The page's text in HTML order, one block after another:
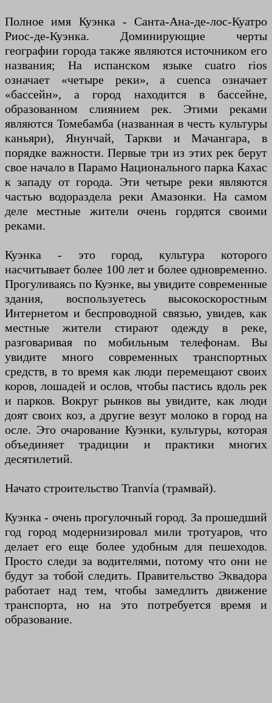
Полное имя Куэнка - Санта-Ана-де-лос-Куатро
Риос-де-Куэнка. Доминирующие черты
географии города также являются источником его
названия; На испанском языке cuatro rios
означает «четыре реки», а cuenca означает
«бассейн», а город находится в бассейне,
образованном слиянием рек. Этими реками
являются Томебамба (названная в честь культуры
каньяри), Янунчай, Таркви и Мачангара, в
порядке важности. Первые три из этих рек берут
свое начало в Парамо Национального парка Кахас
к западу от города. Эти четыре реки являются
частью водораздела реки Амазонки. На самом
деле местные жители очень гордятся своими
реками.
Куэнка - это город, культура которого
насчитывает более 100 лет и более одновременно.
Прогуливаясь по Куэнке, вы увидите современные
здания, воспользуетесь высокоскоростным
Интернетом и беспроводной связью, увидев, как
местные жители стирают одежду в реке,
разговаривая по мобильным телефонам. Вы
увидите много современных транспортных
средств, в то время как люди перемещают своих
коров, лошадей и ослов, чтобы пастись вдоль рек
и парков. Вокруг рынков вы увидите, как люди
доят своих коз, а другие везут молоко в город на
осле. Это очарование Куэнки, культуры, которая
объединяет традиции и практики многих
десятилетий.
Начато строительство Tranvía (трамвай).
Куэнка - очень прогулочный город. За прошедший
год город модернизировал мили тротуаров, что
делает его еще более удобным для пешеходов.
Просто следи за водителями, потому что они не
будут за тобой следить. Правительство Эквадора
работает над тем, чтобы замедлить движение
транспорта, но на это потребуется время и
образование.